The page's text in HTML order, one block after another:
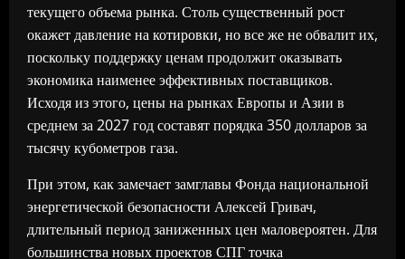
текущего объема рынка. Столь существенный рост
окажет давление на котировки, но все же не обвалит их,
поскольку поддержку ценам продолжит оказывать
экономика наименее эффективных поставщиков.
Исходя из этого, цены на рынках Европы и Азии в
среднем за 2027 год составят порядка 350 долларов за
тысячу кубометров газа.
При этом, как замечает замглавы Фонда национальной
энергетической безопасности Алексей Гривач,
длительный период заниженных цен маловероятен. Для
большинства новых проектов СПГ точка